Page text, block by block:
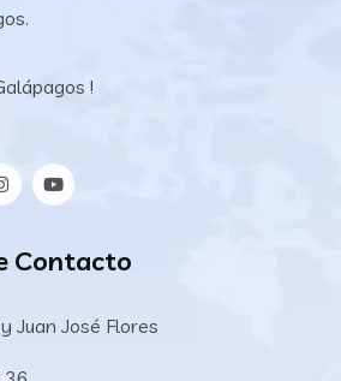
!
Contacto
Juan José Flores